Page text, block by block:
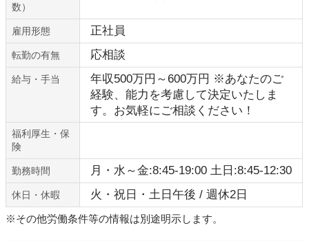
数）
雇用形態 正社員
転勤の有無 応相談
給与・手当
年収500万円～600万円 ※あなたのご
経験、能力を考慮して決定いたしま
す。お気軽にご相談ください！
福利厚生・保
険
勤務時間 月・水～金:8:45-19:00 土日:8:45-12:30
休日・休暇 火・祝日・土日午後 / 週休2日
※その他労働条件等の情報は別途明示します。